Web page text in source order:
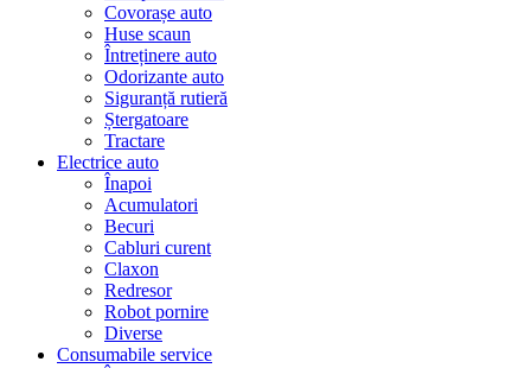
Covorașe auto
Huse scaun
Întreținere auto
Odorizante auto
Siguranță rutieră
Ștergatoare
Tractare
Electrice auto
Înapoi
Acumulatori
Becuri
Cabluri curent
Claxon
Redresor
Robot pornire
Diverse
Consumabile service